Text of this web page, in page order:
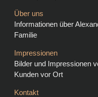
Über uns
Informationen über
Familie
Impressionen
Bilder und Impressionen
Kunden vor Ort
Kontakt